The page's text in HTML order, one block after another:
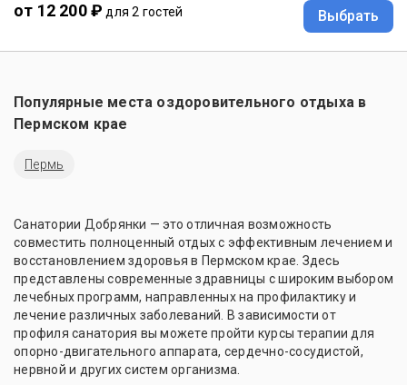
от 12 200 ₽ для 2 гостей Выбрать
Популярные места оздоровительного отдыха в
Пермском крае
Пермь
Санатории Добрянки — это отличная возможность
совместить полноценный отдых с эффективным лечением и
восстановлением здоровья в Пермском крае. Здесь
представлены современные здравницы с широким выбором
лечебных программ, направленных на профилактику и
лечение различных заболеваний. В зависимости от
профиля санатория вы можете пройти курсы терапии для
опорно-двигательного аппарата, сердечно-сосудистой,
нервной и других систем организма.